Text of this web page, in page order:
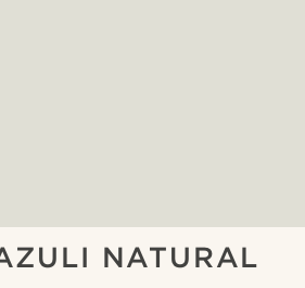
NATURAL